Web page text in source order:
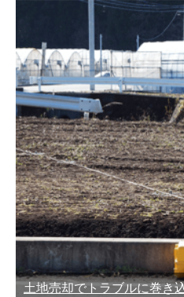
土地売却でトラブルに巻き